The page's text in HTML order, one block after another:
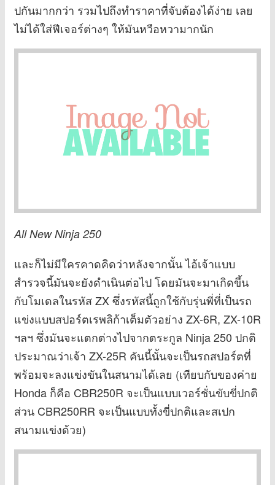
ปกันมากกว่า รวมไปถึงทำราคาที่จับต้องได้ง่าย เลย
ไม่ได้ใส่ฟีเจอร์ต่างๆ ให้มันหวือหวามากนัก
All New Ninja 250
และก็ไม่มีใครคาดคิดว่าหลังจากนั้น ไอ้เจ้าแบบ
สำรวจนี้มันจะยังดำเนินต่อไป โดยมันจะมาเกิดขึ้น
กับโมเดลในรหัส ZX ซึ่งรหัสนี้ถูกใช้กับรุ่นพี่ที่เป็นรถ
แข่งแบบสปอร์ตเรพลิก้าเต็มตัวอย่าง ZX-6R, ZX-10R
ฯลฯ ซึ่งมันจะแตกต่างไปจากตระกูล Ninja 250 ปกติ
ประมาณว่าเจ้า ZX-25R คันนี้นั้นจะเป็นรถสปอร์ตที่
พร้อมจะลงแข่งขันในสนามได้เลย (เทียบกับของค่าย
Honda ก็คือ CBR250R จะเป็นแบบเวอร์ชั่นขับขี่ปกติ
ส่วน CBR250RR จะเป็นแบบทั้งขี่ปกติและสเปก
สนามแข่งด้วย)